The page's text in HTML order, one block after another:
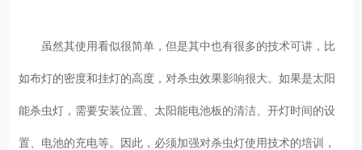
虽然其使用看似很简单，但是其中也有很多的技术可讲，比
如布灯的密度和挂灯的高度，对杀虫效果影响很大。如果是太阳
能杀虫灯，需要安装位置、太阳能电池板的清洁、开灯时间的设
置、电池的充电等。因此，必须加强对杀虫灯使用技术的培训，